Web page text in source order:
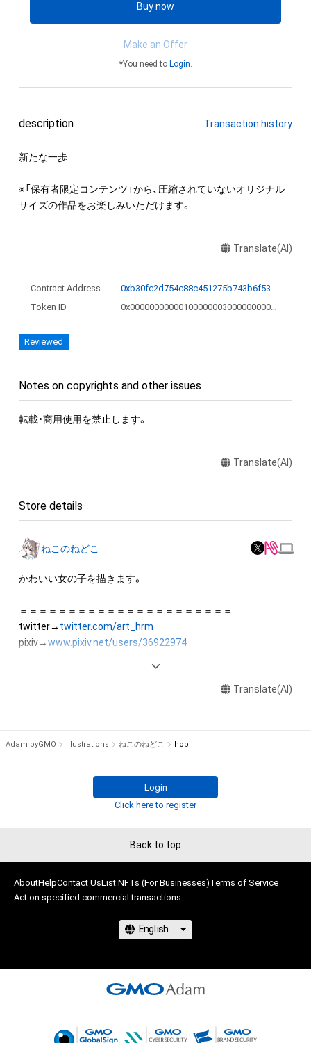
Buy now
Make an Offer
*You need to Login.
description Transaction history
新たな一歩
※「保有者限定コンテンツ」から、圧縮されていないオリジナル
サイズの作品をお楽しみいただけます。
Translate(AI)
Contract Address
0xb30fc2d754c88c451275b743b6f530f19f643683
Token ID
0x00000000000100000003000000000100
Reviewed
Notes on copyrights and other issues
転載・商用使用を禁止します。
Translate(AI)
Store details
ねこのねどこ
かわいい女の子を描きます。
＝＝＝＝＝＝＝＝＝＝＝＝＝＝＝＝＝＝＝＝＝＝
twitter→ twitter.com/art_hrm
pixiv→www.pixiv.net/users/36922974
Translate(AI)
Adam byGMO Illustrations ねこのねどこ hop
Login
Click here to register
Back to top
AboutHelpContact UsList NFTs (For Businesses)Terms of Service
Act on specified commercial transactions